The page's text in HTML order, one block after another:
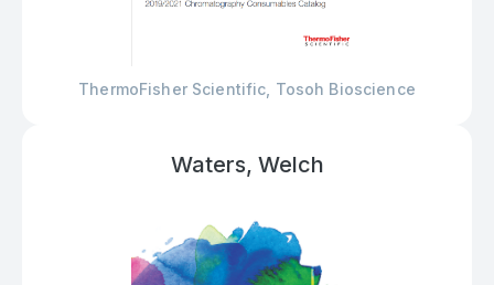
ThermoFisher Scientific, Tosoh Bioscience
Waters, Welch